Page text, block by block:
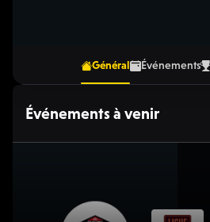
Général Événements
Événements à venir